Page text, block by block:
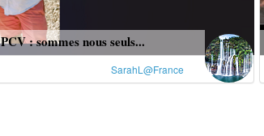
PCV : sommes nous seuls...
SarahL@France